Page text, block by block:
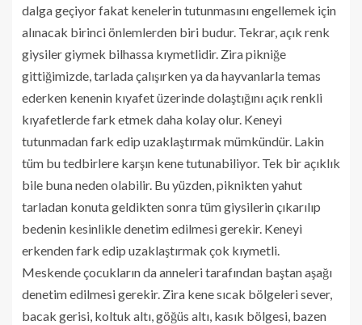
dalga geçiyor fakat kenelerin tutunmasını engellemek için
alınacak birinci önlemlerden biri budur. Tekrar, açık renk
giysiler giymek bilhassa kıymetlidir. Zira pikniğe
gittiğimizde, tarlada çalışırken ya da hayvanlarla temas
ederken kenenin kıyafet üzerinde dolaştığını açık renkli
kıyafetlerde fark etmek daha kolay olur. Keneyi
tutunmadan fark edip uzaklaştırmak mümkündür. Lakin
tüm bu tedbirlere karşın kene tutunabiliyor. Tek bir açıklık
bile buna neden olabilir. Bu yüzden, piknikten yahut
tarladan konuta geldikten sonra tüm giysilerin çıkarılıp
bedenin kesinlikle denetim edilmesi gerekir. Keneyi
erkenden fark edip uzaklaştırmak çok kıymetli.
Meskende çocukların da anneleri tarafından baştan aşağı
denetim edilmesi gerekir. Zira kene sıcak bölgeleri sever,
bacak gerisi, koltuk altı, göğüs altı, kasık bölgesi, bazen